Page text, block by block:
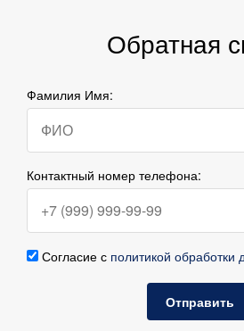
Обратная
Фамилия Имя:
Контактный номер телефона:
Согласие с политикой обработки
Отправить